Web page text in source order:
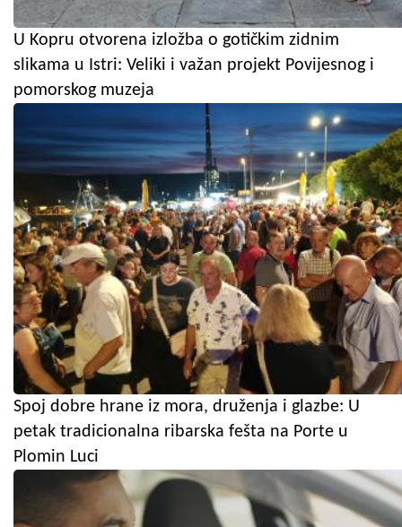
U Kopru otvorena izložba o gotičkim zidnim
slikama u Istri: Veliki i važan projekt Povijesnog i
pomorskog muzeja
Spoj dobre hrane iz mora, druženja i glazbe: U
petak tradicionalna ribarska fešta na Porte u
Plomin Luci